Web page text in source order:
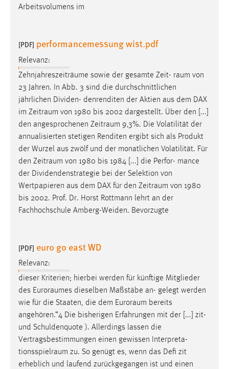
Arbeitsvolumens im
[PDF] performancemessung wist.pdf
Relevanz:
Zehnjahreszeiträume sowie der gesamte Zeit- raum von
23 Jahren. In Abb. 3 sind die durchschnittlichen
jährlichen Dividen- denrenditen der Aktien aus dem DAX
im Zeitraum von 1980 bis 2002 dargestellt. Über den [...]
den angesprochenen Zeitraum 9,3%. Die Volatilität der
annualisierten stetigen Renditen ergibt sich als Produkt
der Wurzel aus zwölf und der monatlichen Volatilität. Für
den Zeitraum von 1980 bis 1984 [...] die Perfor- mance
der Dividendenstrategie bei der Selektion von
Wertpapieren aus dem DAX für den Zeitraum von 1980
bis 2002. Prof. Dr. Horst Rottmann lehrt an der
Fachhochschule Amberg-Weiden. Bevorzugte
[PDF] euro go east WD
Relevanz:
dieser Kriterien; hierbei werden für künftige Mitglieder
des Euroraumes dieselben Maßstäbe an- gelegt werden
wie für die Staaten, die dem Euroraum bereits
angehören.“4 Die bisherigen Erfahrungen mit der [...] zit-
und Schuldenquote ). Allerdings lassen die
Vertragsbestimmungen einen gewissen Interpreta-
tionsspielraum zu. So genügt es, wenn das Defi zit
erheblich und laufend zurückgegangen ist und einen